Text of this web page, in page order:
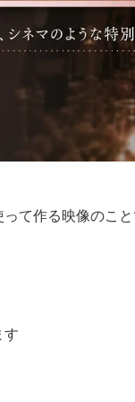
て作る映像のこ
す